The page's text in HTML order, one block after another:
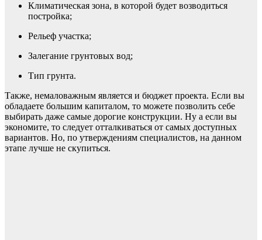
Климатическая зона, в которой будет возводиться
постройка;
Рельеф участка;
Залегание грунтовых вод;
Тип грунта.
Также, немаловажным является и бюджет проекта. Если вы
обладаете большим капиталом, то можете позволить себе
выбирать даже самые дорогие конструкции. Ну а если вы
экономите, то следует отталкиваться от самых доступных
вариантов. Но, по утверждениям специалистов, на данном
этапе лучше не скупиться.